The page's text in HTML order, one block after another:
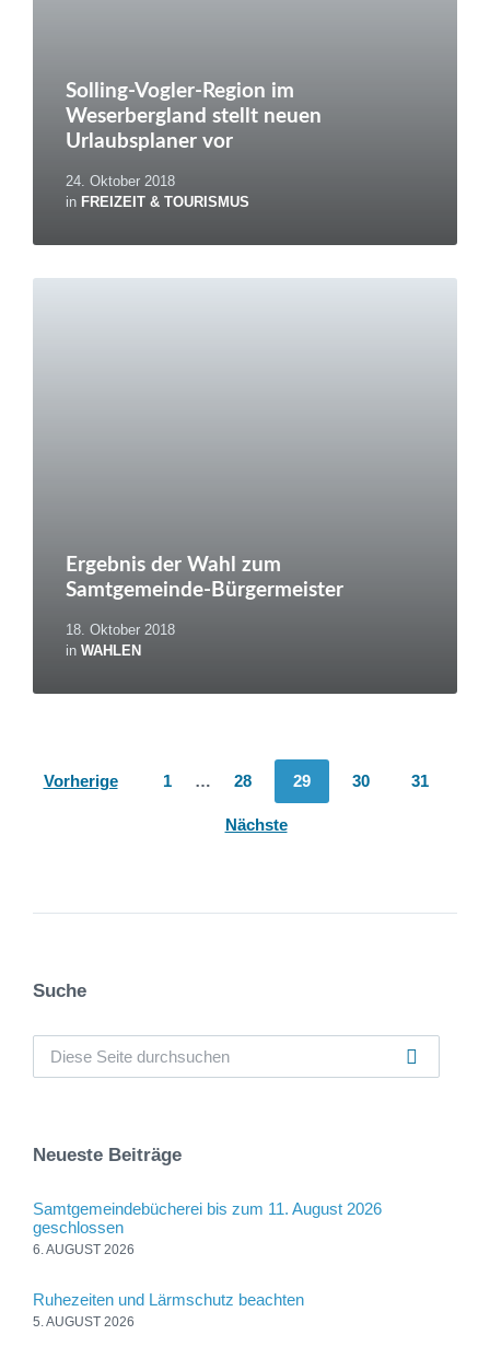
Solling-Vogler-Region im
Weserbergland stellt neuen
Urlaubsplaner vor
24. Oktober 2018
in FREIZEIT & TOURISMUS
Ergebnis der Wahl zum
Samtgemeinde-Bürgermeister
18. Oktober 2018
in WAHLEN
Seitennummerierung
Vorherige 1 … 28 29 30 31
Nächste
Suche
Neueste Beiträge
Samtgemeindebücherei bis zum 11. August 2026
geschlossen
6. AUGUST 2026
Ruhezeiten und Lärmschutz beachten
5. AUGUST 2026